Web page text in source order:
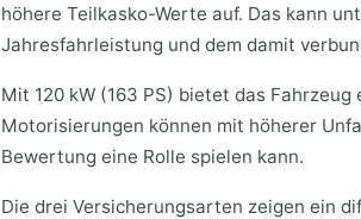
höhere Teilkasko-Werte auf. Das kann
Jahresfahrleistung und dem damit
Mit 120 kW (163 PS) bietet das
Motorisierungen können mit höherer
Bewertung eine Rolle spielen kann.
Die drei Versicherungsarten zeigen ein